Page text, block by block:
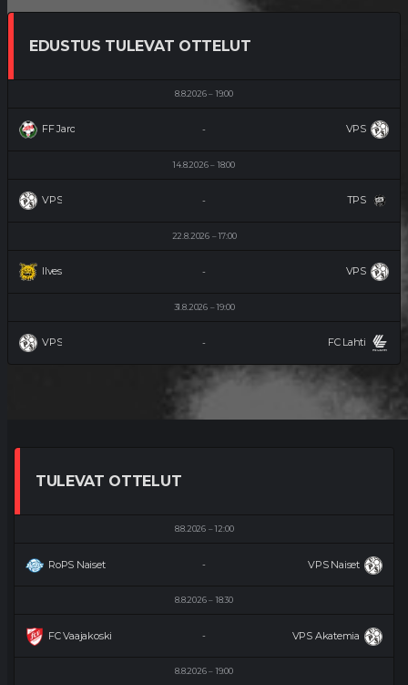
EDUSTUS TULEVAT OTTELUT
8.8.2026 19:00
FF Jaro VPS
-
14.8.2026 18:00
VPS TPS
-
22.8.2026 17:00
Ilves VPS
-
31.8.2026 19:00
VPS FC Lahti
-
TULEVAT OTTELUT
8.8.2026 12:00
RoPS Naiset VPS Naiset
-
8.8.2026 18:30
FC Vaajakoski VPS Akatemia
-
8.8.2026 19:00